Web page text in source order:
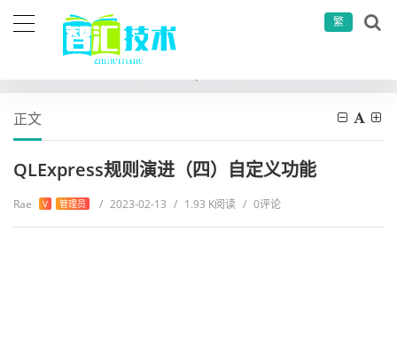
繁
正文
QLExpress规则演进（四）自定义功能
Rae V 管理员 / 2023-02-13 / 1.93 K阅读 / 0评论